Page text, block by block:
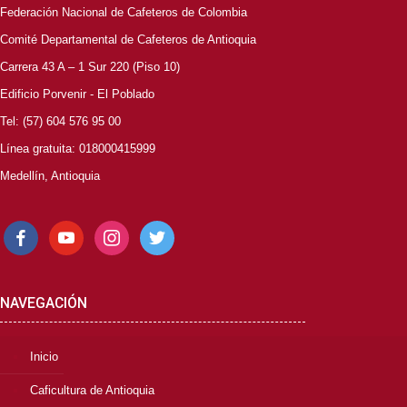
Federación Nacional de Cafeteros de Colombia
Comité Departamental de Cafeteros de Antioquia
Carrera 43 A – 1 Sur 220 (Piso 10)
Edificio Porvenir - El Poblado
Tel: (57) 604 576 95 00
Línea gratuita: 018000415999
Medellín, Antioquia
facebookyoutube instagramtwitter
NAVEGACIÓN
Inicio
Caficultura de Antioquia